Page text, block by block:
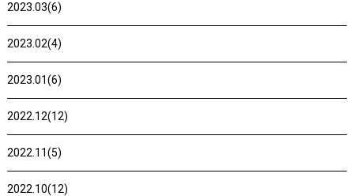
2023.03(6)
2023.02(4)
2023.01(6)
2022.12(12)
2022.11(5)
2022.10(12)